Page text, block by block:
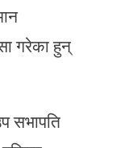
गरेका हुन्
सभापति